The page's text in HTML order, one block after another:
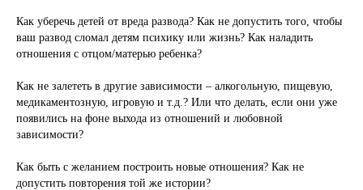
Как уберечь детей от вреда развода? Как не допустить того, чтобы
ваш развод сломал детям психику или жизнь? Как наладить
отношения с отцом/матерью ребенка?
Как не залететь в другие зависимости – алкогольную, пищевую,
медикаментозную, игровую и т.д.? Или что делать, если они уже
появились на фоне выхода из отношений и любовной
зависимости?
Как быть с желанием построить новые отношения? Как не
допустить повторения той же истории?